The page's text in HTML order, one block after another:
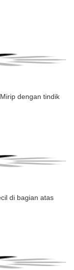
dengan tindik
di bagian atas